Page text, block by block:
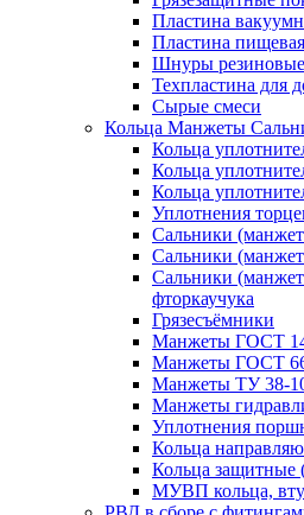
Пластина
Пластина
Шнуры резиновые
Техпластина для
Сырые смеси
Кольца Манжеты
Кольца
Кольца
Кольца
Уплотнения
Сальники
Сальники
Сальники
фторкаучука
Грязесъёмники
Манжеты ГОСТ
Манжеты ГОСТ
Манжеты ТУ 38-
Манжеты
Уплотнения
Кольца
Кольца
МУВП кольца,